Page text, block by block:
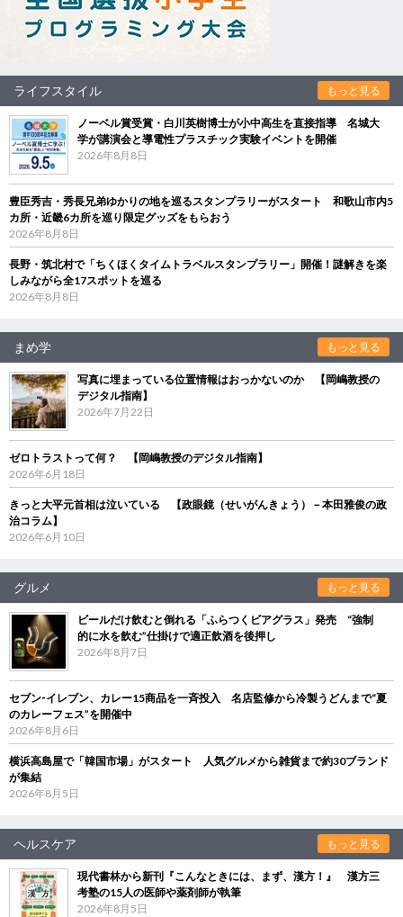
ライフスタイル もっと見る
ノーベル賞受賞・白川英樹博士が小中高生を直接指導 名城大
学が講演会と導電性プラスチック実験イベントを開催
2026年8月8日
豊臣秀吉・秀長兄弟ゆかりの地を巡るスタンプラリーがスタート 和歌山市内5
カ所・近畿6カ所を巡り限定グッズをもらおう
2026年8月8日
長野・筑北村で「ちくほくタイムトラベルスタンプラリー」開催！謎解きを楽
しみながら全17スポットを巡る
2026年8月8日
まめ学 もっと見る
写真に埋まっている位置情報はおっかないのか 【岡嶋教授の
デジタル指南】
2026年7月22日
ゼロトラストって何？ 【岡嶋教授のデジタル指南】
2026年6月18日
きっと大平元首相は泣いている 【政眼鏡（せいがんきょう）－本田雅俊の政
治コラム】
2026年6月10日
グルメ もっと見る
ビールだけ飲むと倒れる「ふらつくビアグラス」発売 “強制
的に水を飲む”仕掛けで適正飲酒を後押し
2026年8月7日
セブン‐イレブン、カレー15商品を一斉投入 名店監修から冷製うどんまで“夏
のカレーフェス”を開催中
2026年8月6日
横浜高島屋で「韓国市場」がスタート 人気グルメから雑貨まで約30ブランド
が集結
2026年8月5日
ヘルスケア もっと見る
現代書林から新刊『こんなときには、まず、漢方！』 漢方三
考塾の15人の医師や薬剤師が執筆
2026年8月5日